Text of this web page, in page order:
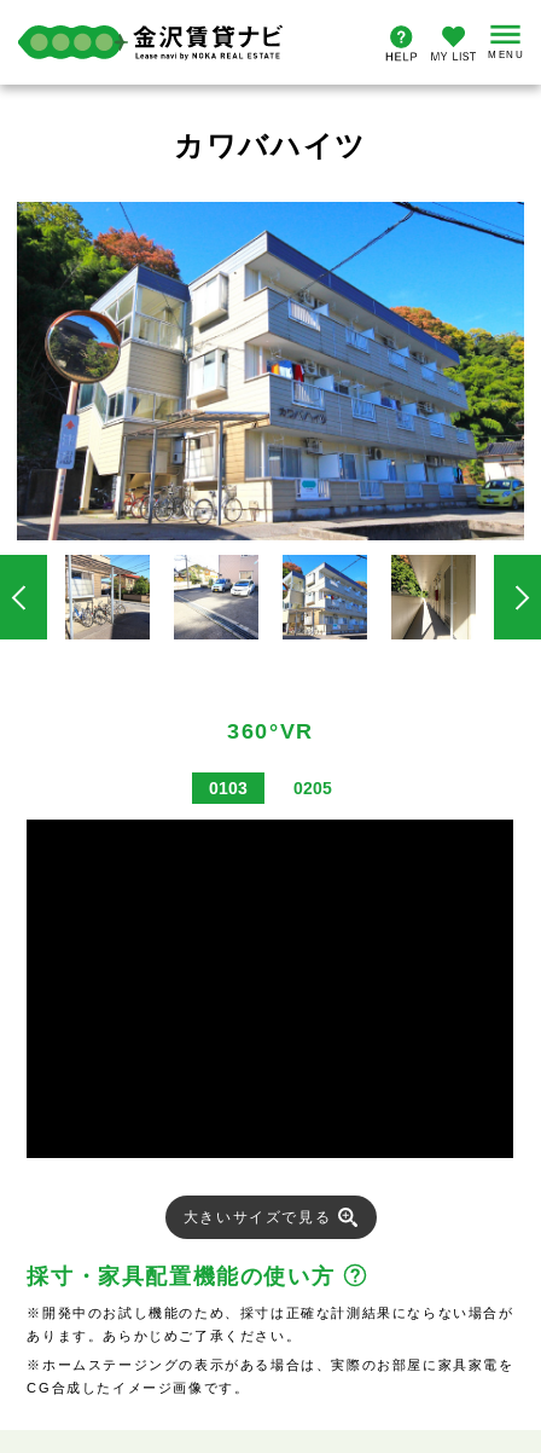
カワバハイツ
360°VR
0103 0205
大きいサイズで見る
採寸・家具配置機能の使い方
※開発中のお試し機能のため、採寸は正確な計測結果にならない場合が
あります。あらかじめご了承ください。
※ホームステージングの表示がある場合は、実際のお部屋に家具家電を
CG合成したイメージ画像です。